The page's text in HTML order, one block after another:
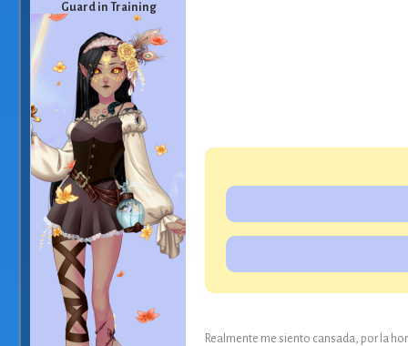
Guard in Training
Realmente me siento cansada, por la